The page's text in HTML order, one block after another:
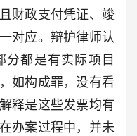
财政支付凭证、竣
对应。辩护律师认
分都是有实际项目
如构成罪，没有看
释是这些发票均有
办案过程中，并未